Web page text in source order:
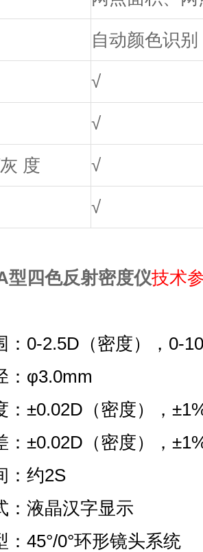
自动颜色识别
√
√
度 √
√
型四色反射密度仪技术
：0-2.5D（密度），0-
：φ3.0mm
：±0.02D（密度），
：±0.02D（密度），
：约2S
：液晶汉字显示
：45°/0°环形镜头系统